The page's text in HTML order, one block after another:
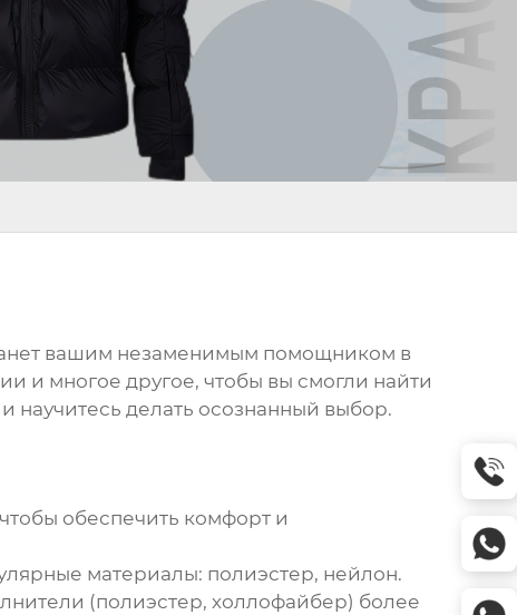
вашим незаменимым помощником в
и многое другое, чтобы вы смогли найти
научитесь делать осознанный выбор.
обеспечить комфорт и
материалы: полиэстер, нейлон.
(полиэстер, холлофайбер) более